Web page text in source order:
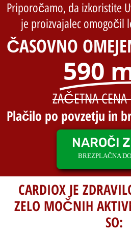
Priporočamo, da izkoristite
je proizvajalec omogočil
ČASOVNO
590
ZAČETNA
Plačilo po povzetju in
NAROČI
BREZPLAČNA
CARDIOX JE
ZELO MOČNIH
SO: